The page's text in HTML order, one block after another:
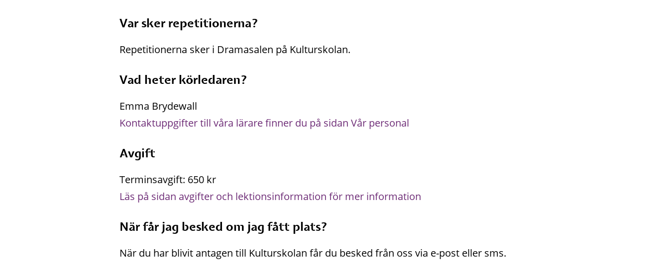
Var sker repetitionerna?
Repetitionerna sker i Dramasalen på Kulturskolan.
Vad heter körledaren?
Emma Brydewall
Kontaktuppgifter till våra lärare finner du på sidan Vår personal
Avgift
Terminsavgift: 650 kr
Läs på sidan avgifter och lektionsinformation för mer information
När får jag besked om jag fått plats?
När du har blivit antagen till Kulturskolan får du besked från oss via e-post eller sms.